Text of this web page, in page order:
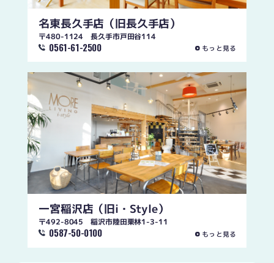
名東長久手店 （旧長久手店）
〒480-1124 長久手市戸田谷114
0561-61-2500 もっと見る
一宮稲沢店 （旧i・Style）
〒492-8045 稲沢市陸田栗林1-3-11
0587-50-0100 もっと見る